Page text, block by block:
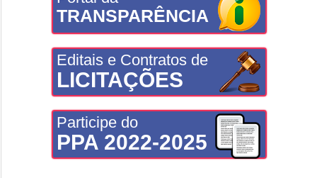
TRANSPARÊNCIA
Editais e Contratos de
LICITAÇÕES
Participe do
PPA 2022-2025